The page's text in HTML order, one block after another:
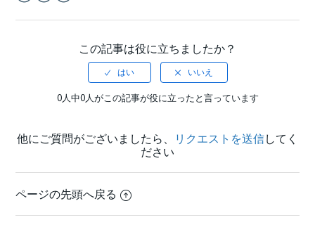
この記事は役に立ちましたか？
0人中0人がこの記事が役に立ったと言っています
他にご質問がございましたら、 リクエストを送信してく
ださい
ページの先頭へ戻る